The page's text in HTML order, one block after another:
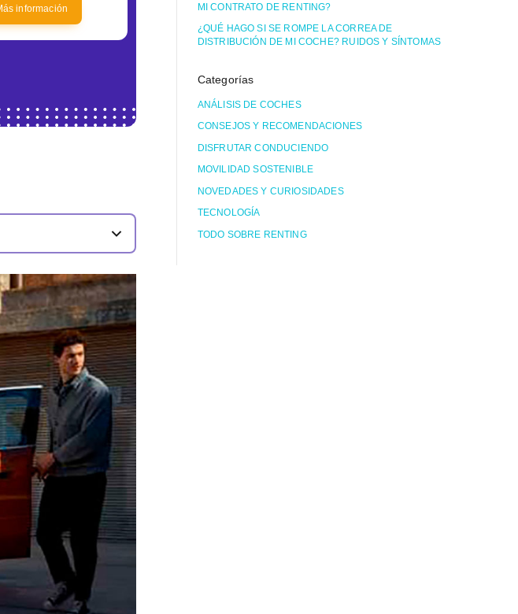
información
MI CONTRATO DE RENTING?
¿QUÉ HAGO SI SE ROMPE LA CORREA DE
DISTRIBUCIÓN DE MI COCHE? RUIDOS Y SÍNTOMAS
Categorías
ANÁLISIS DE COCHES
CONSEJOS Y RECOMENDACIONES
DISFRUTAR CONDUCIENDO
MOVILIDAD SOSTENIBLE
NOVEDADES Y CURIOSIDADES
TECNOLOGÍA
TODO SOBRE RENTING